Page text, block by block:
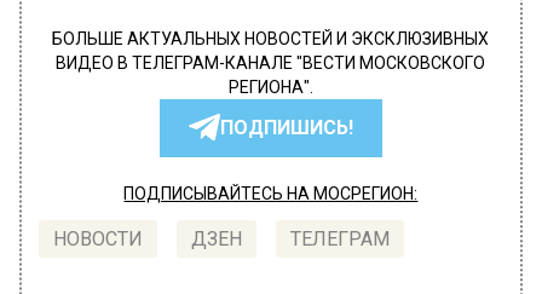
БОЛЬШЕ АКТУАЛЬНЫХ НОВОСТЕЙ И ЭКСКЛЮЗИВНЫХ
ВИДЕО В ТЕЛЕГРАМ-КАНАЛЕ "ВЕСТИ МОСКОВСКОГО
РЕГИОНА".
ПОДПИШИСЬ!
ПОДПИСЫВАЙТЕСЬ НА МОСРЕГИОН:
НОВОСТИ ДЗЕН ТЕЛЕГРАМ